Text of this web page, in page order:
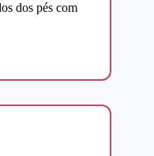
dos pés com